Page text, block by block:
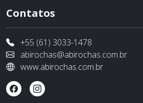
Contatos
+55 (61) 3033-1478
abirochas@abirochas.com.br
www.abirochas.com.br